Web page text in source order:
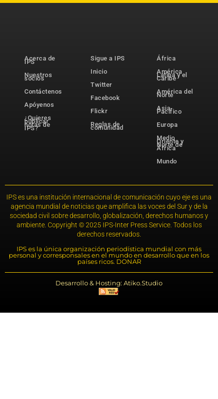
Acerca de
IPS
Nuestros
socios
Contáctenos
Apóyenos
¿Quieres
publicar
notas de
IPS?
Sigue a IPS
Inicio
Twitter
Facebook
Flickr
Reglas de
comunidad
África
América
Latina y el
Caribe
América del
Norte
Asia-
Pacífico
Europa
Medio
Oriente y
Norte de
África
Mundo
IPS es una institución internacional de comunicación cuyo eje es una
agencia mundial de noticias que amplifica las voces del Sur y de la
sociedad civil sobre desarrollo, globalización, derechos humanos y
ambiente. Copyright © 2025 IPS-Inter Press Service. Todos los
derechos reservados.
IPS es la única organización periodística mundial con más
personal y corresponsales en el mundo en desarrollo que en los
países ricos. DONAR
Desarrollo & Hosting: Atiko.Studio